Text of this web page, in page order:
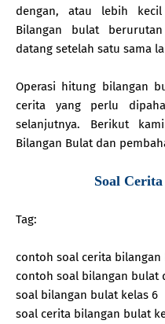
dengan, atau lebih
Bilangan bulat
datang setelah satu sama
Operasi hitung bilangan
cerita yang perlu
selanjutnya. Berikut
Bilangan Bulat dan
Soal
Tag:
contoh soal cerita
contoh soal bilangan bulat
soal bilangan bulat kelas 6
soal cerita bilangan bulat